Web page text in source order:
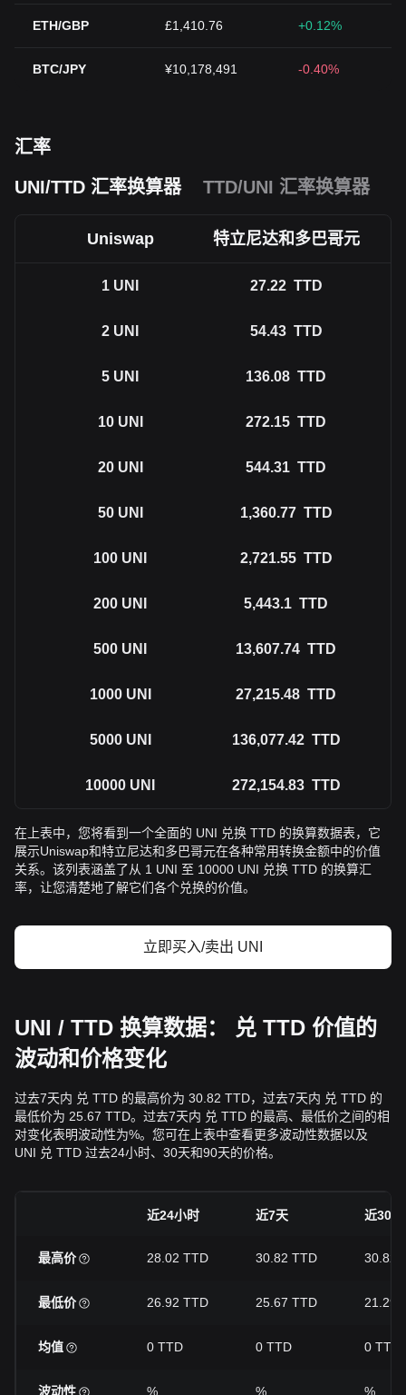
ETH/GBP £1,410.76 +0.12%
BTC/JPY ¥10,178,491 -0.40%
汇率
UNI/TTD 汇率换算器
TTD/UNI 汇率换算器
Uniswap 特立尼达和多巴哥元
1 UNI 27.22 TTD
2 UNI 54.43 TTD
5 UNI 136.08 TTD
10 UNI 272.15 TTD
20 UNI 544.31 TTD
50 UNI 1,360.77 TTD
100 UNI 2,721.55 TTD
200 UNI 5,443.1 TTD
500 UNI 13,607.74 TTD
1000 UNI 27,215.48 TTD
5000 UNI 136,077.42 TTD
10000 UNI 272,154.83 TTD
在上表中，您将看到一个全面的 UNI 兑换 TTD 的换算数据表，它
展示Uniswap和特立尼达和多巴哥元在各种常用转换金额中的价值
关系。该列表涵盖了从 1 UNI 至 10000 UNI 兑换 TTD 的换算汇
率，让您清楚地了解它们各个兑换的价值。
立即买入/卖出 UNI
UNI / TTD 换算数据： 兑 TTD 价值的
波动和价格变化
过去7天内 兑 TTD 的最高价为 30.82 TTD，过去7天内 兑 TTD 的
最低价为 25.67 TTD。过去7天内 兑 TTD 的最高、最低价之间的相
对变化表明波动性为%。您可在上表中查看更多波动性数据以及
UNI 兑 TTD 过去24小时、30天和90天的价格。
近24小时 近7天 近30天
最高价 28.02 TTD 30.82 TTD 30.82
最低价 26.92 TTD 25.67 TTD 21.29
均值 0 TTD 0 TTD 0 TTD
波动性 % % %